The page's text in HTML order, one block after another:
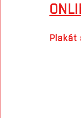
Plakát